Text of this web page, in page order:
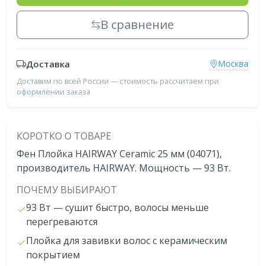
В сравнение
Доставка Москва
Доставим по всей России — стоимость рассчитаем при
оформлении заказа
КОРОТКО О ТОВАРЕ
Фен Плойка HAIRWAY Ceramic 25 мм (04071),
производитель HAIRWAY. Мощность — 93 Вт.
ПОЧЕМУ ВЫБИРАЮТ
93 Вт — сушит быстро, волосы меньше
перегреваются
Плойка для завивки волос с керамическим
покрытием